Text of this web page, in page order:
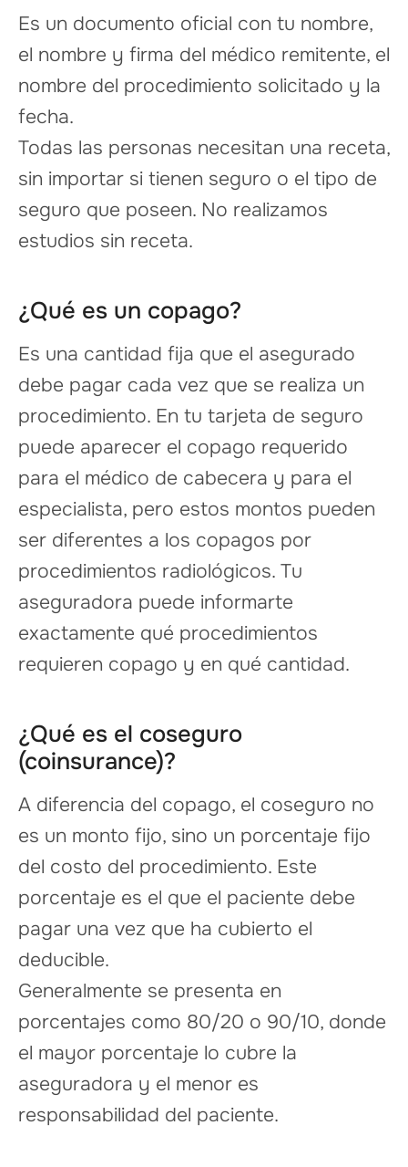
Es un documento oficial con tu nombre,
el nombre y firma del médico remitente, el
nombre del procedimiento solicitado y la
fecha.
Todas las personas necesitan una receta,
sin importar si tienen seguro o el tipo de
seguro que poseen. No realizamos
estudios sin receta.
¿Qué es un copago?
Es una cantidad fija que el asegurado
debe pagar cada vez que se realiza un
procedimiento. En tu tarjeta de seguro
puede aparecer el copago requerido
para el médico de cabecera y para el
especialista, pero estos montos pueden
ser diferentes a los copagos por
procedimientos radiológicos. Tu
aseguradora puede informarte
exactamente qué procedimientos
requieren copago y en qué cantidad.
¿Qué es el coseguro
(coinsurance)?
A diferencia del copago, el coseguro no
es un monto fijo, sino un porcentaje fijo
del costo del procedimiento. Este
porcentaje es el que el paciente debe
pagar una vez que ha cubierto el
deducible.
Generalmente se presenta en
porcentajes como 80/20 o 90/10, donde
el mayor porcentaje lo cubre la
aseguradora y el menor es
responsabilidad del paciente.